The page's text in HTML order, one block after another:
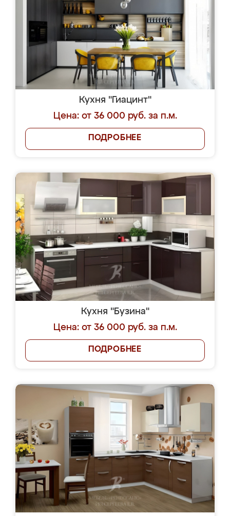
Кухня "Гиацинт"
Цена: от 36 000 руб. за п.м.
ПОДРОБНЕЕ
Кухня "Бузина"
Цена: от 36 000 руб. за п.м.
ПОДРОБНЕЕ